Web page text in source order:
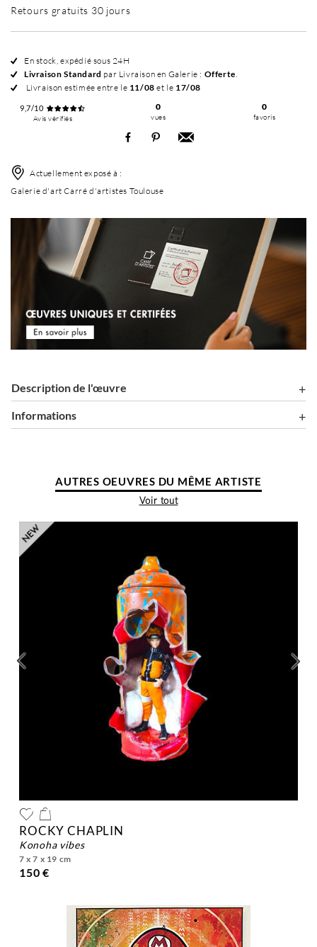
Retours gratuits 30 jours
En stock, expédié sous 24H
Livraison Standard par Livraison en Galerie : Offerte.
Livraison estimée entre le 11/08 et le 17/08
9,7/10
Avis vérifiés
0
vues
0
favoris
Actuellement exposé à :
Galerie d'art Carré d'artistes Toulouse
Description de l'œuvre
Informations
AUTRES OEUVRES DU MÊME ARTISTE
Voir tout
ROCKY CHAPLIN
konoha vibes
7 x 7 x 19 cm
150 €